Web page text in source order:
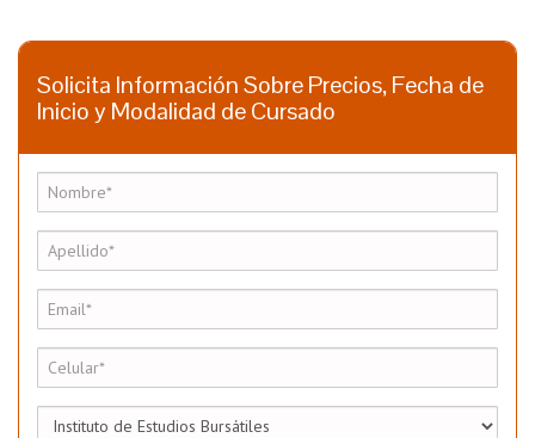
Solicita Información Sobre Precios, Fecha de
Inicio y Modalidad de Cursado